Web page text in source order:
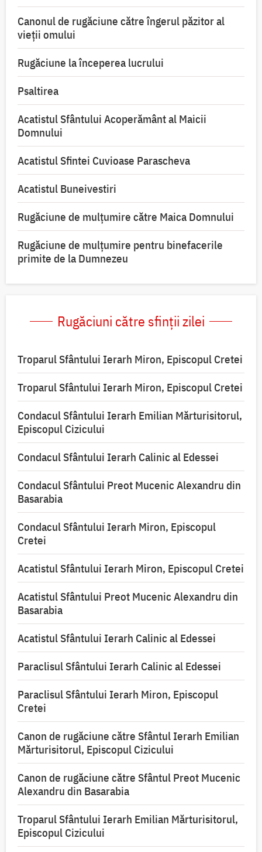
Canonul de rugăciune către îngerul păzitor al
vieții omului
Rugăciune la începerea lucrului
Psaltirea
Acatistul Sfântului Acoperământ al Maicii
Domnului
Acatistul Sfintei Cuvioase Parascheva
Acatistul Buneivestiri
Rugăciune de mulţumire către Maica Domnului
Rugăciune de mulțumire pentru binefacerile
primite de la Dumnezeu
Rugăciuni către sfinții zilei
Troparul Sfântului Ierarh Miron, Episcopul Cretei
Troparul Sfântului Ierarh Miron, Episcopul Cretei
Condacul Sfântului Ierarh Emilian Mărturisitorul,
Episcopul Cizicului
Condacul Sfântului Ierarh Calinic al Edessei
Condacul Sfântului Preot Mucenic Alexandru din
Basarabia
Condacul Sfântului Ierarh Miron, Episcopul
Cretei
Acatistul Sfântului Ierarh Miron, Episcopul Cretei
Acatistul Sfântului Preot Mucenic Alexandru din
Basarabia
Acatistul Sfântului Ierarh Calinic al Edessei
Paraclisul Sfântului Ierarh Calinic al Edessei
Paraclisul Sfântului Ierarh Miron, Episcopul
Cretei
Canon de rugăciune către Sfântul Ierarh Emilian
Mărturisitorul, Episcopul Cizicului
Canon de rugăciune către Sfântul Preot Mucenic
Alexandru din Basarabia
Troparul Sfântului Ierarh Emilian Mărturisitorul,
Episcopul Cizicului